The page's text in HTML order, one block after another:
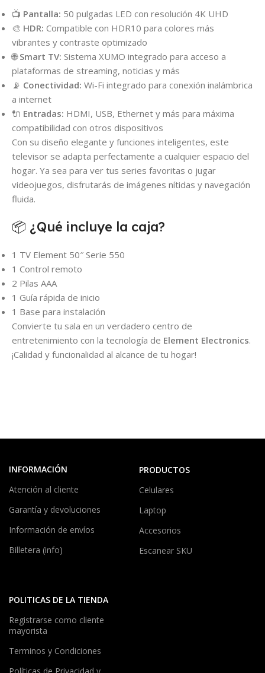
📺 Pantalla: 50 pulgadas LED con resolución 4K UHD
🎨 HDR: Compatible con HDR10 para colores más
vibrantes y contraste optimizado
🌐Smart TV: Sistema XUMO integrado para acceso a
plataformas de streaming, noticias y más
📡 Conectividad: Wi-Fi integrado para conexión inalámbrica
a internet
🔌 Entradas: HDMI, USB, Ethernet y más para máxima
compatibilidad con otros dispositivos
Con su diseño elegante y funciones inteligentes, este
televisor se adapta perfectamente a cualquier espacio del
hogar. Ya sea para ver tus series favoritas o jugar
videojuegos, disfrutarás de imágenes nítidas y navegación
fluida.
📦 ¿Qué incluye la caja?
1 TV Element 50″ Serie 550
1 Control remoto
2 Pilas AAA
1 Guía rápida de inicio
1 Base para instalación
Convierte tu sala en un verdadero centro de
entretenimiento con la tecnología de Element Electronics.
¡Calidad y funcionalidad al alcance de tu hogar!
INFORMACIÓN
Atención al cliente
Garantía y devoluciones
Información de envíos
Billetera (info)
PRODUCTOS
Celulares
Laptop
Accesorios
Escanear SKU
POLITICAS DE LA TIENDA
Registrarse como cliente
mayorista
Terminos y Condiciones